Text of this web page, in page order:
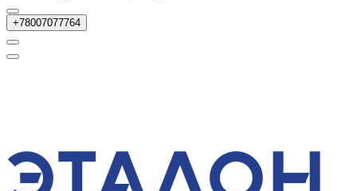
+78007077764